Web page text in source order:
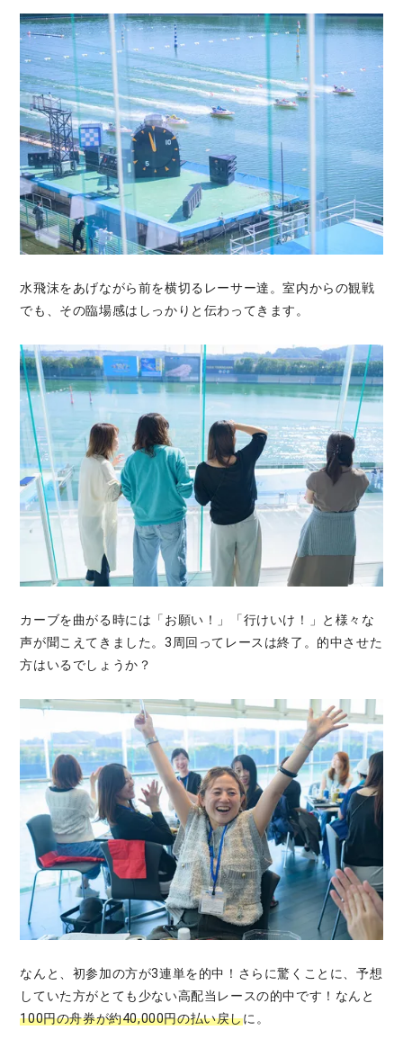
水飛沫をあげながら前を横切るレーサー達。室内からの観戦
でも、その臨場感はしっかりと伝わってきます。
カーブを曲がる時には「お願い！」「行けいけ！」と様々な
声が聞こえてきました。3周回ってレースは終了。的中させた
方はいるでしょうか？
なんと、初参加の方が3連単を的中！さらに驚くことに、予想
していた方がとても少ない高配当レースの的中です！なんと
100円の舟券が約40,000円の払い戻しに。